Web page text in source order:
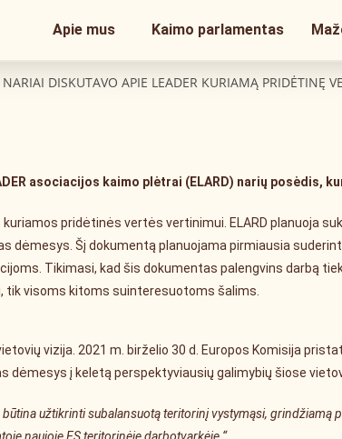
Apie mus Kaimo parlamentas
NARIAI DISKUTAVO APIE LEADER KURIAMĄ PRIDĖTINĘ
asociacijos kaimo plėtrai (ELARD) narių posėdis,
pridėtinės vertės vertinimui. ELARD planuoja
Šį dokumentą planuojama pirmiausia
Tikimasi, kad šis dokumentas palengvins darbą
visoms kitoms suinteresuotoms šalims.
vizija. 2021 m. birželio 30 d. Europos Komisija
dėmesys į keletą perspektyviausių galimybių šiose
užtikrinti subalansuotą teritorinį vystymąsi, grindžiamą